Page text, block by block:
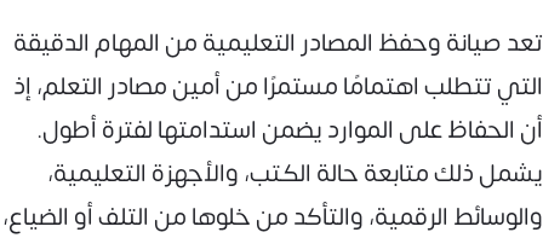
تعد صيانة وحفظ المصادر التعليمية من المهام الدقيقة
التي تتطلب اهتمامًا مستمرًا من أمين مصادر التعلم، إذ
أن الحفاظ على الموارد يضمن استدامتها لفترة أطول.
يشمل ذلك متابعة حالة الكتب، والأجهزة التعليمية،
والوسائط الرقمية، والتأكد من خلوها من التلف أو الضياع،